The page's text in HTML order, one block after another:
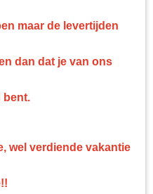
1 werkdag geleverd
binnen 14 dagen
tegen bodemprijzen!
maar de levertijden
dan dat je van ons
bent.
wel verdiende vakantie